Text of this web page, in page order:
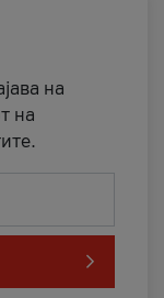
на
на